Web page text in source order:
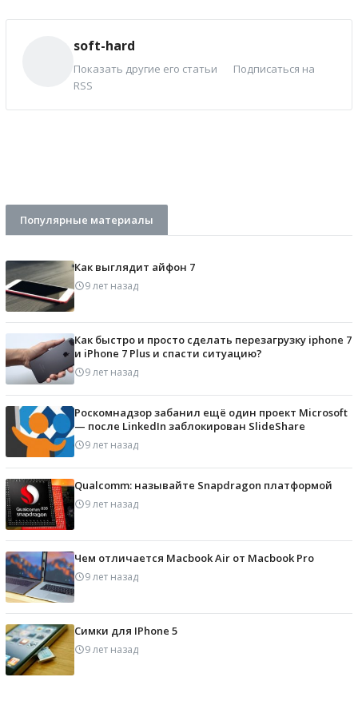
soft-hard
Показать другие его статьи
Подписаться на
RSS
Популярные материалы
Как выглядит айфон 7
9 лет назад
Как быстро и просто сделать перезагрузку iphone 7
и iPhone 7 Plus и спасти ситуацию?
9 лет назад
Роскомнадзор забанил ещё один проект Microsoft
— после LinkedIn заблокирован SlideShare
9 лет назад
Qualcomm: называйте Snapdragon платформой
9 лет назад
Чем отличается Macbook Air от Macbook Pro
9 лет назад
Симки для IPhone 5
9 лет назад